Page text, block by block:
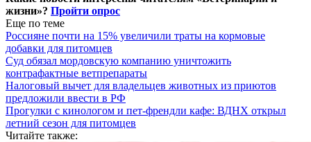
жизни»? Пройти опрос
Еще по теме
Россияне почти на 15% увеличили траты на кормовые
добавки для питомцев
Суд обязал мордовскую компанию уничтожить
контрафактные ветпрепараты
Налоговый вычет для владельцев животных из приютов
предложили ввести в РФ
Прогулки с кинологом и пет-френдли кафе: ВДНХ открыл
летний сезон для питомцев
Читайте также: